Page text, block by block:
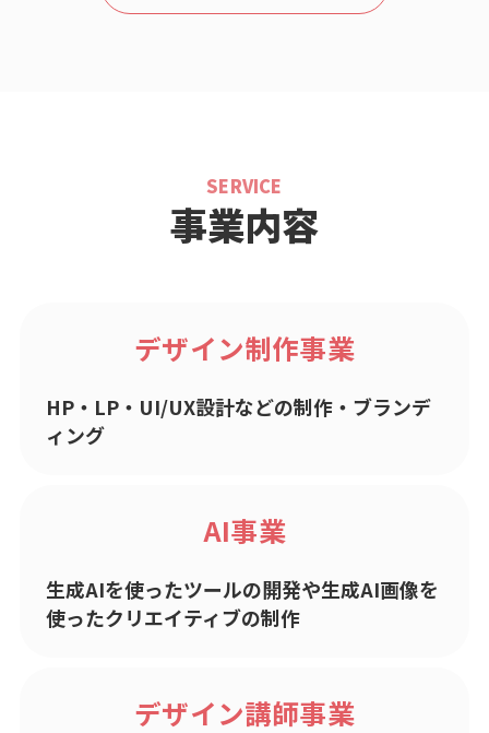
SERVICE
事業内容
デザイン制作事業
HP・LP・UI/UX設計などの制作・ブランデ
ィング
AI事業
生成AIを使ったツールの開発や生成AI画像を
使ったクリエイティブの制作
デザイン講師事業